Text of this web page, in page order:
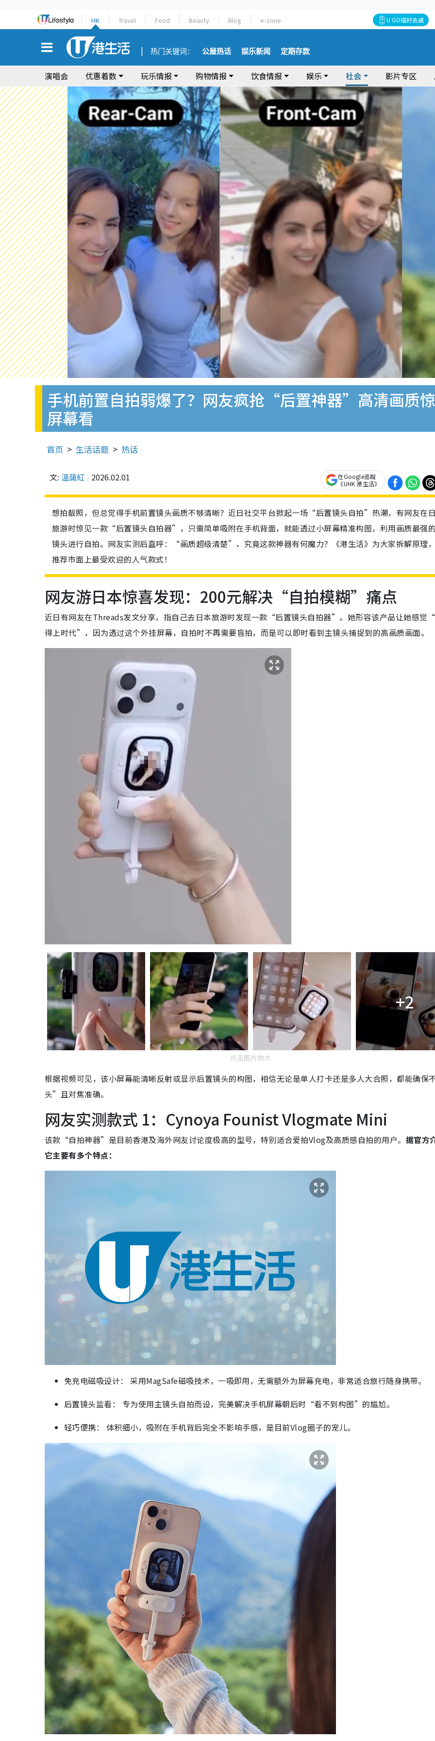
HK Travel Food Beauty Blog e-zone U GO搵好去處
热门关键词： 公屋热话 娱乐新闻 定期存款
演唱会 优惠着数 玩乐情报 购物情报 饮食情报 娱乐 社会 影片专区
手机前置自拍弱爆了？网友疯抢“后置神器”高清画质
屏幕看
首页 生活话题 热话
文: 溫藹紅 2026.02.01
在Google追蹤
《UHK 港生活》
想拍靓照，但总觉得手机前置镜头画质不够清晰？近日社交平台掀起一场“后置镜头自拍”热潮，有网友在
旅游时惊见一款“后置镜头自拍器”，只需简单吸附在手机背面，就能透过小屏幕精准构图，利用画质最强
镜头进行自拍。网友实测后直呼：“画质超级清楚”，究竟这款神器有何魔力？《港生活》为大家拆解原理
推荐市面上最受欢迎的人气款式！
网友游日本惊喜发现：200元解决“自拍模糊”痛点
近日有网友在Threads发文分享，指自己去日本旅游时发现一款“后置镜头自拍器”。她形容该产品让她感觉
得上时代”，因为透过这个外挂屏幕，自拍时不再需要盲拍，而是可以即时看到主镜头捕捉到的高画质画面。
+2
点击图片放大
根据视频可见，该小屏幕能清晰反射或显示后置镜头的构图，相信无论是单人打卡还是多人大合照，都能确保
头”且对焦准确。
网友实测款式 1：Cynoya Founist Vlogmate Mini
该款“自拍神器”是目前香港及海外网友讨论度极高的型号，特别适合爱拍Vlog及高质感自拍的用户。 据官方
它主要有多个特点：
免充电磁吸设计： 采用MagSafe磁吸技术，一吸即用，无需额外为屏幕充电，非常适合旅行随身携带。
后置镜头监看： 专为使用主镜头自拍而设，完美解决手机屏幕朝后时“看不到构图”的尴尬。
轻巧便携： 体积细小，吸附在手机背后完全不影响手感，是目前Vlog圈子的宠儿。